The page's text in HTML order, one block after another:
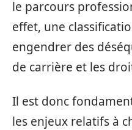
le parcours
effet, une
engendrer des
de carrière et les
Il est donc
les enjeux relatifs à